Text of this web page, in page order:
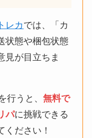
レカでは、「カ
状態や梱包状態
見が目立ちま
行うと、無料で
パに挑戦できる
ください！